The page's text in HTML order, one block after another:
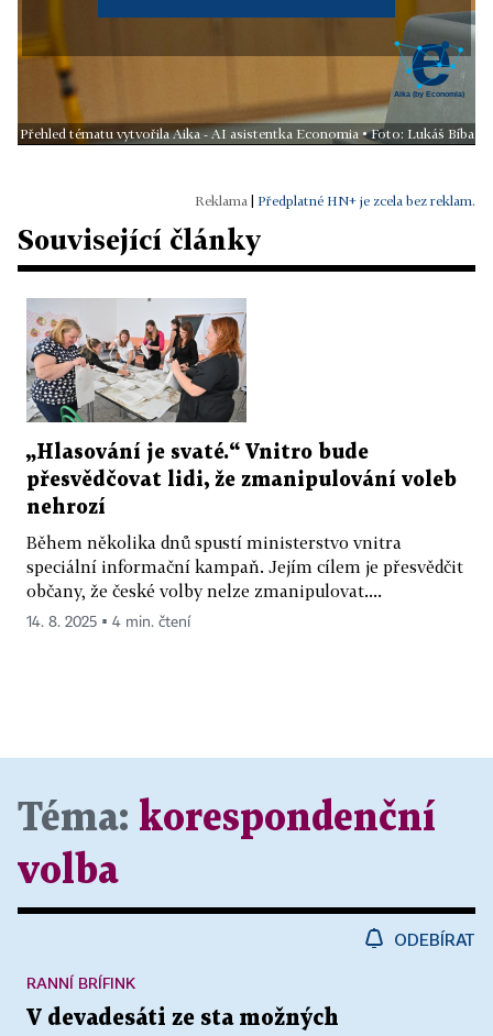
Přehled tématu vytvořila Aika - AI asistentka Economia • Foto: Lukáš Bíba
Předplatné HN+ je zcela bez reklam.
Související články
„Hlasování je svaté.“ Vnitro bude
přesvědčovat lidi, že zmanipulování voleb
nehrozí
Během několika dnů spustí ministerstvo vnitra
speciální informační kampaň. Jejím cílem je přesvědčit
občany, že české volby nelze zmanipulovat....
14. 8. 2025 ▪ 4 min. čtení
Téma: korespondenční
volba
ODEBÍRAT
V devadesáti ze sta možných
RANNÍ BRÍFINK